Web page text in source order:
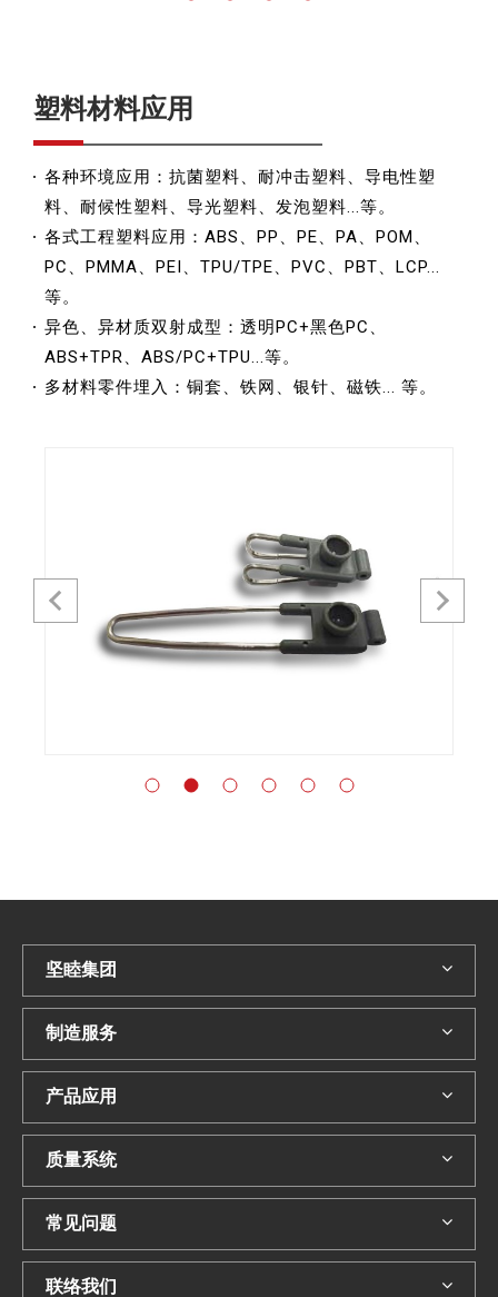
塑料材料应用
各种环境应用：抗菌塑料、耐冲击塑料、导电性塑
料、耐候性塑料、导光塑料、发泡塑料...等。
各式工程塑料应用：ABS、PP、PE、PA、POM、
PC、PMMA、PEI、TPU/TPE、PVC、PBT、LCP...
等。
异色、异材质双射成型：透明PC+黑色PC、
ABS+TPR、ABS/PC+TPU...等。
多材料零件埋入：铜套、铁网、银针、磁铁... 等。
坚睦集团
制造服务
产品应用
质量系统
常见问题
联络我们